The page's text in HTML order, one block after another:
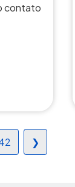
contato
❯